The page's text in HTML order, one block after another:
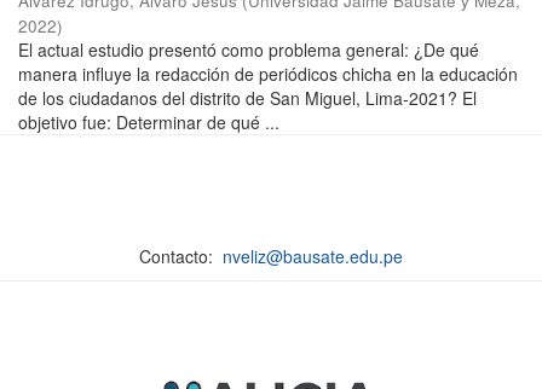
2022)
El actual estudio presentó como problema general: ¿De qué
manera influye la redacción de periódicos chicha en la educación
de los ciudadanos del distrito de San Miguel, Lima-2021? El
objetivo fue: Determinar de qué ...
Contacto: nveliz@bausate.edu.pe